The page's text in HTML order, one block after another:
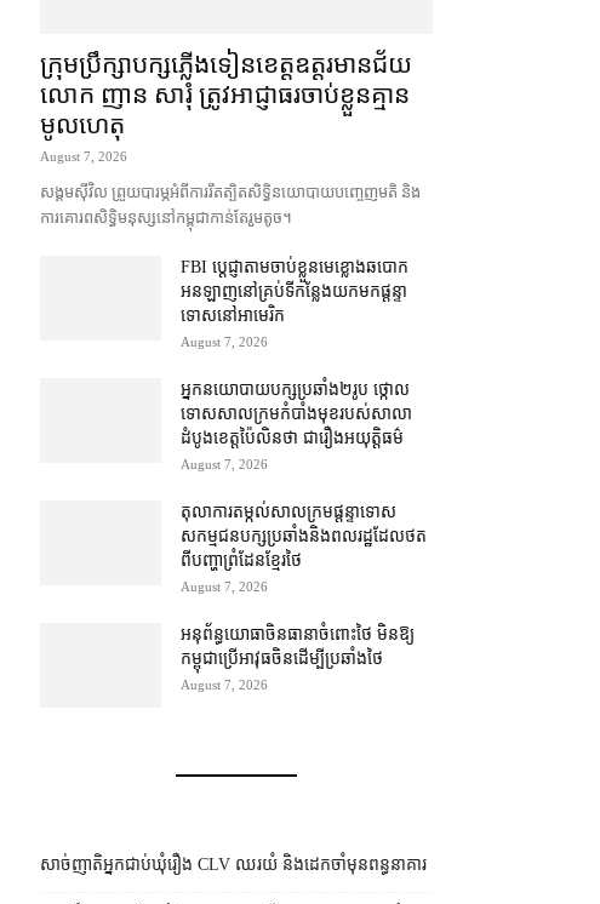
ក្រុមប្រឹក្សា​បក្ស​ភ្លើងទៀន​ខេត្ត​ឧត្ដរមានជ័យ
លោក ញាន សារុំ ត្រូវ​អាជ្ញាធរ​ចាប់ខ្លួន​គ្មាន​
មូលហេតុ
August 7, 2026
សង្គម​ស៊ីវិល ព្រួយបារម្ភ​អំពី​ការ​រឹតត្បិត​សិទ្ធិ​នយោបាយ​បញ្ចេញមតិ និង​
ការគោរព​សិទ្ធិមនុស្ស​នៅ​កម្ពុជា​កាន់តែ​រួម​តូច។
FBI ប្ដេជ្ញា​តាម​ចាប់ខ្លួន​មេខ្លោង​ឆបោក​
អនឡាញ​នៅ​គ្រប់​ទីកន្លែង​យក​មក​ផ្ដន្ទា
ទោស​នៅ​អាមេរិក
August 7, 2026
អ្នកនយោបាយ​បក្ស​ប្រឆាំង​២​រូប ថ្កោល
ទោស​សាលក្រម​កំបាំងមុខ​របស់​សាលា
ដំបូង​ខេត្ត​ប៉ៃលិន​ថា ជា​រឿង​អយុត្តិធម៌
August 7, 2026
តុលាការ​តម្កល់​សាលក្រម​ផ្ដន្ទាទោស​
សកម្មជន​បក្ស​ប្រឆាំង​និង​ពលរដ្ឋ​ដែល​ថត​
ពី​បញ្ហា​ព្រំដែន​ខ្មែរ​ថៃ
August 7, 2026
អនុព័ន្ធយោធា​ចិន​ធានា​ចំពោះ​ថៃ មិន​ឱ្យ​
កម្ពុជា​ប្រើ​អាវុធ​ចិន​ដើម្បី​ប្រឆាំង​ថៃ ​
August 7, 2026
សាច់ញាតិអ្នកជាប់ឃុំរឿង CLV ឈរយំ និងដេកចាំមុនពន្ធនាគារ